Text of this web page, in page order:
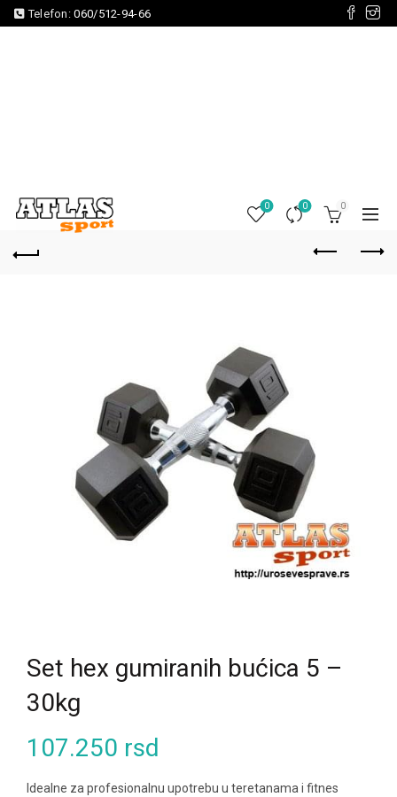
Telefon:060/512-94-66
0 0 0
Set hex gumiranih bućica 5 –
30kg
107.250 rsd
Idealne za profesionalnu upotrebu u teretanama i fitnes